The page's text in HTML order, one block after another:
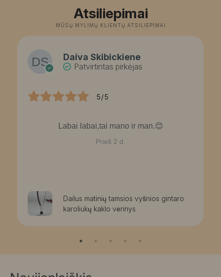
Atsiliepimai
MŪSŲ MYLIMŲ KLIENTŲ ATSILIEPIMAI
Daiva Skibickiene
Patvirtintas pirkėjas
5/5
Labai labai,tai mano ir man.😊
Prieš 2 d.
Dailus matinių tamsios vyšnios gintaro
karoliukų kaklo vėrinys